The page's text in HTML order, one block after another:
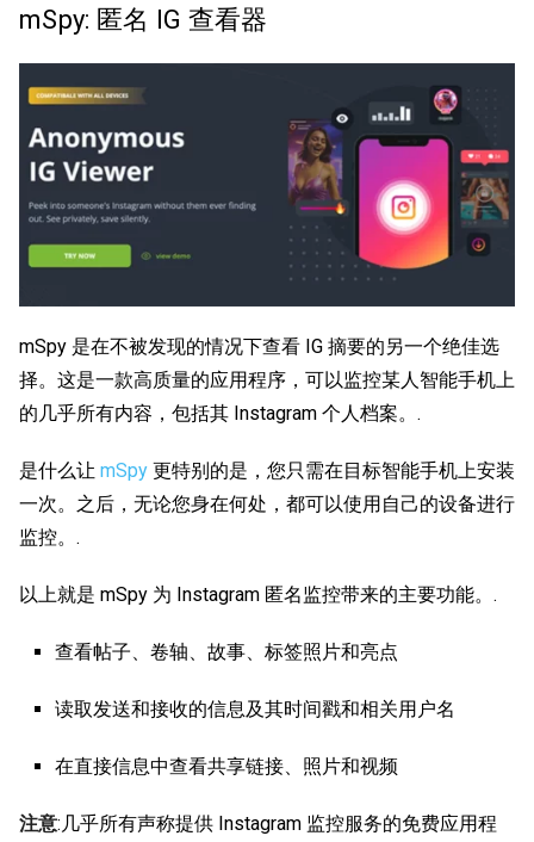
mSpy: 匿名 IG 查看器
mSpy 是在不被发现的情况下查看 IG 摘要的另一个绝佳选
择。这是一款高质量的应用程序，可以监控某人智能手机上
的几乎所有内容，包括其 Instagram 个人档案。.
是什么让 mSpy 更特别的是，您只需在目标智能手机上安装
一次。之后，无论您身在何处，都可以使用自己的设备进行
监控。.
以上就是 mSpy 为 Instagram 匿名监控带来的主要功能。.
查看帖子、卷轴、故事、标签照片和亮点
读取发送和接收的信息及其时间戳和相关用户名
在直接信息中查看共享链接、照片和视频
注意:几乎所有声称提供 Instagram 监控服务的免费应用程